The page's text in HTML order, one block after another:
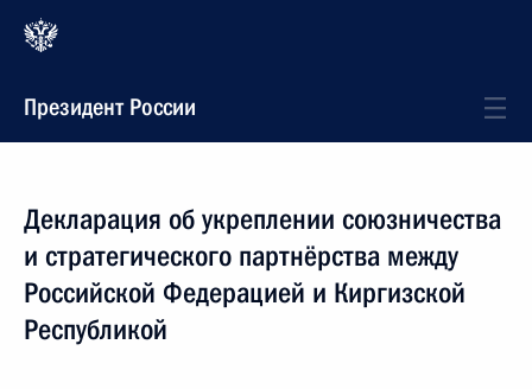
Президент России
Декларация об укреплении союзничества
и стратегического партнёрства между
Российской Федерацией и Киргизской
Республикой